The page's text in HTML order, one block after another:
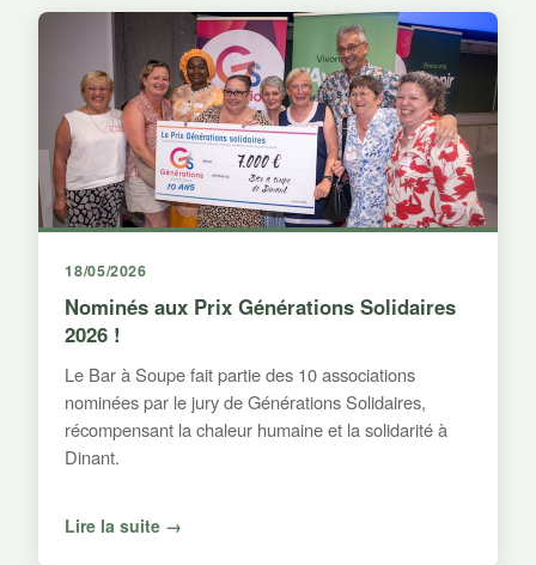
18/05/2026
Nominés aux Prix Générations Solidaires
2026 !
Le Bar à Soupe fait partie des 10 associations
nominées par le jury de Générations Solidaires,
récompensant la chaleur humaine et la solidarité à
Dinant.
Lire la suite →